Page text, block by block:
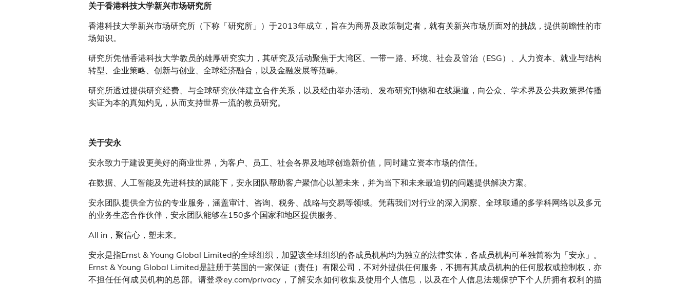
关于香港科技大学新兴市场研究所
香港科技大学新兴市场研究所（下称「研究所」）于2013年成立，旨在为商界及政策制定者，就有关新兴市场所面对的挑战，提供前瞻性的市
场知识。
研究所凭借香港科技大学教员的雄厚研究实力，其研究及活动聚焦于大湾区、一带一路、环境、社会及管治（ESG）、人力资本、就业与结构
转型、企业策略、创新与创业、全球经济融合，以及金融发展等范畴。
研究所透过提供研究经费、与全球研究伙伴建立合作关系，以及经由举办活动、发布研究刊物和在线渠道，向公众、学术界及公共政策界传播
实证为本的真知灼见，从而支持世界一流的教员研究。
关于安永
安永致力于建设更美好的商业世界，为客户、员工、社会各界及地球创造新价值，同时建立资本市场的信任。
在数据、人工智能及先进科技的赋能下，安永团队帮助客户聚信心以塑未来，并为当下和未来最迫切的问题提供解决方案。
安永团队提供全方位的专业服务，涵盖审计、咨询、税务、战略与交易等领域。凭藉我们对行业的深入洞察、全球联通的多学科网络以及多元
的业务生态合作伙伴，安永团队能够在150多个国家和地区提供服务。
All in，聚信心，塑未来。
安永是指Ernst & Young Global Limited的全球组织，加盟该全球组织的各成员机构均为独立的法律实体，各成员机构可单独简称为「安永」。
Ernst & Young Global Limited是註册于英国的一家保证（责任）有限公司，不对外提供任何服务，不拥有其成员机构的任何股权或控制权，亦
不担任任何成员机构的总部。请登录ey.com/privacy，了解安永如何收集及使用个人信息，以及在个人信息法规保护下个人所拥有权利的描